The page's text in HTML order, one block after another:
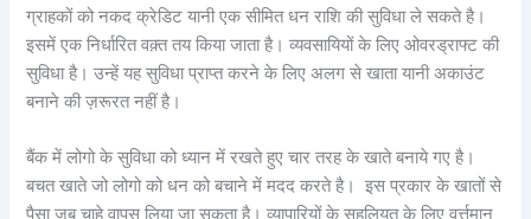
ग्राहकों को नकद क्रेडिट यानी एक सीमित धन राशि की सुविधा ले सकते है।
इसमें एक निर्धारित वक़्त तय किया जाता है। व्यवसायियों के लिए ओवरड्राफ्ट की
सुविधा है। उन्हें यह सुविधा प्राप्त करने के लिए अलग से खाता यानी अकाउंट
बनाने की ज़रूरत नहीं है।
बैंक में लोगो के सुविधा को ध्यान में रखते हुए चार तरह के खाते बनाये गए है।
बचत खाते जो लोगो को धन को बचाने में मदद करते है। इस प्रकार के खातों से